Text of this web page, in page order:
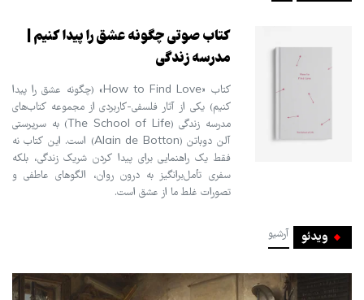
کتاب صوتی چگونه عشق را پیدا کنیم |
مدرسه زندگی
کتاب «How to Find Love» (چگونه عشق را پیدا
کنیم) یکی از آثار فلسفی-کاربردی از مجموعه کتاب‌های
مدرسه زندگی (The School of Life) به سرپرستی
آلن دوباتن (Alain de Botton) است. این کتاب نه
فقط یک راهنمایی برای پیدا کردن شریک زندگی، بلکه
سفری تأمل‌برانگیز به درون روان، الگوهای عاطفی و
تصورات غلط ما از عشق است.
ویدئو آرشیو